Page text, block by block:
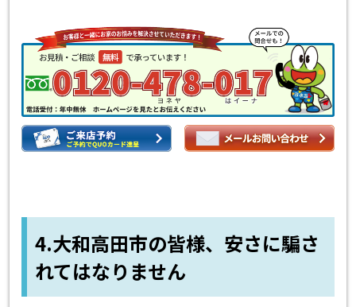
4.大和高田市の皆様、安さに騙さ
れてはなりません